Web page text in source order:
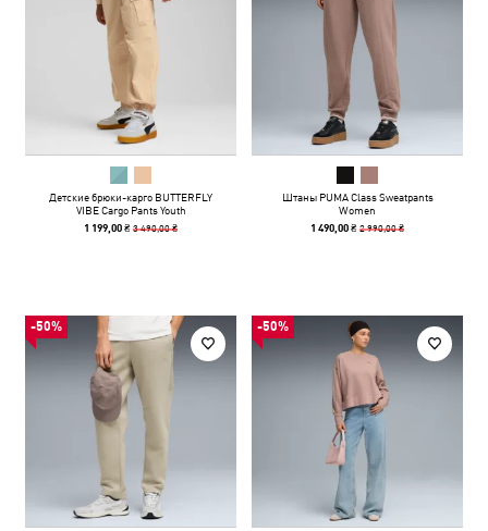
Детские брюки-карго BUTTERFLY
VIBE Cargo Pants Youth
1 199,00 ₴3 490,00 ₴
Штаны PUMA Class Sweatpants
Women
1 490,00 ₴2 990,00 ₴
-50% -50%